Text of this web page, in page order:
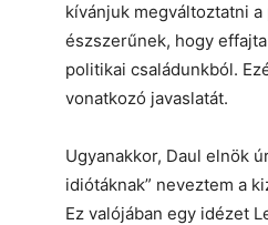
kívánjuk megváltoztatni
észszerűnek, hogy
politikai családunkból.
vonatkozó javaslatát.
Ugyanakkor, Daul elnök
idiótáknak” neveztem a
Ez valójában egy idézet